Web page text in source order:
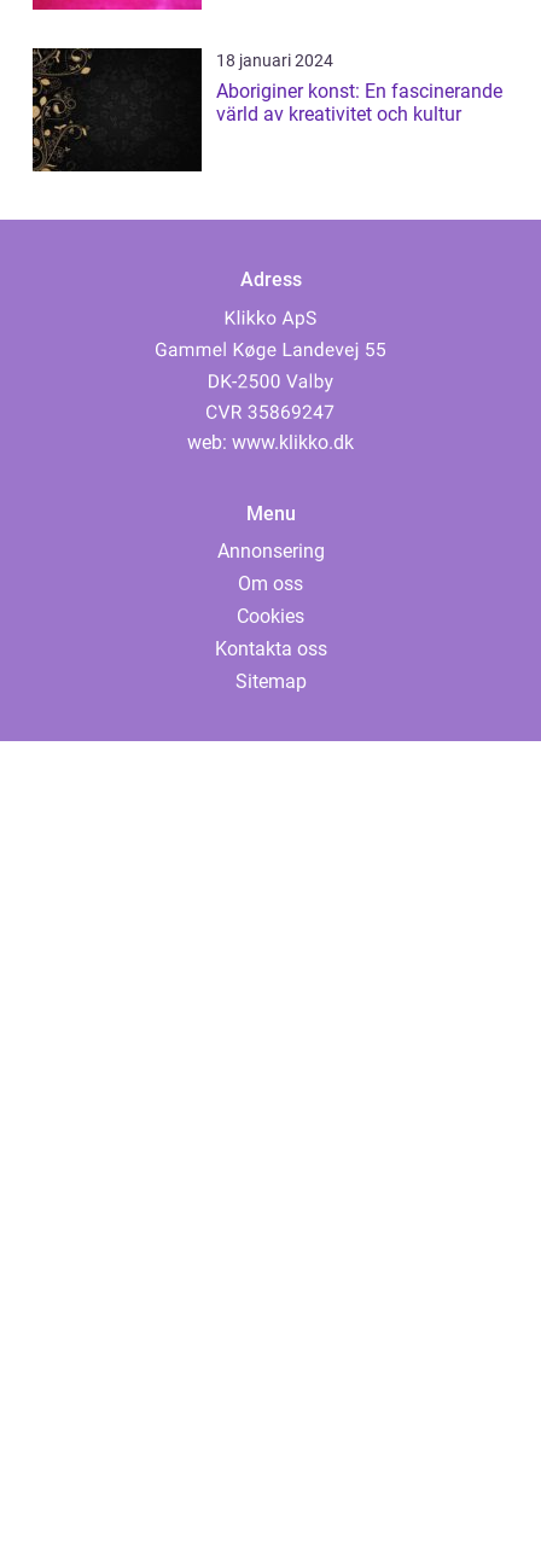
18 januari 2024
Aboriginer konst: En fascinerande
värld av kreativitet och kultur
Adress
web: www.klikko.dk
Menu
Annonsering
Om oss
Cookies
Kontakta oss
Sitemap